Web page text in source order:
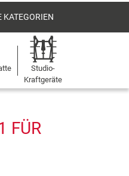
KATEGORIEN
Studio-
Kraftgeräte
FÜR